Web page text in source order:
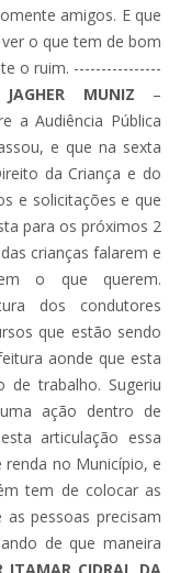
amigos. E que
o que tem de bom
o ruim. ----------------
MUNIZ –
a Audiência Pública
e que na sexta
da Criança e do
e solicitações e que
para os próximos 2
crianças falarem e
o que querem.
dos condutores
que estão sendo
aonde que esta
de trabalho. Sugeriu
ação dentro de
articulação essa
no Município, e
tem de colocar as
pessoas precisam
de que maneira